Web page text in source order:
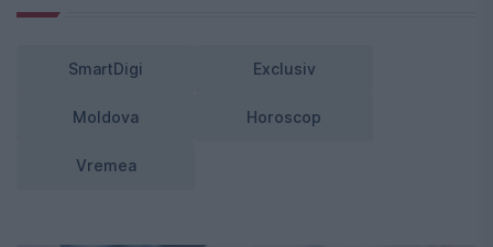
SmartDigi Exclusiv
Moldova Horoscop
Vremea